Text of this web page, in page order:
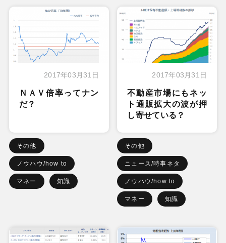
2017年03月31日
ＮＡＶ倍率ってナン
だ？
その他
ノウハウ/how to
マネー 知識
2017年03月31日
不動産市場にもネッ
ト通販拡大の波が押
し寄せている？
その他
ニュース/時事ネタ
ノウハウ/how to
マネー 知識